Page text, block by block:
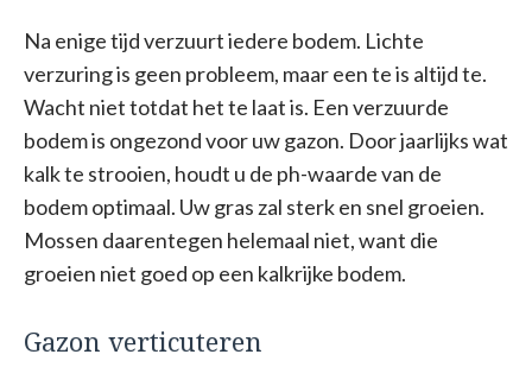
Na enige tijd verzuurt iedere bodem. Lichte
verzuring is geen probleem, maar een te is altijd te.
Wacht niet totdat het te laat is. Een verzuurde
bodem is ongezond voor uw gazon. Door jaarlijks wat
kalk te strooien, houdt u de ph-waarde van de
bodem optimaal. Uw gras zal sterk en snel groeien.
Mossen daarentegen helemaal niet, want die
groeien niet goed op een kalkrijke bodem.
Gazon verticuteren